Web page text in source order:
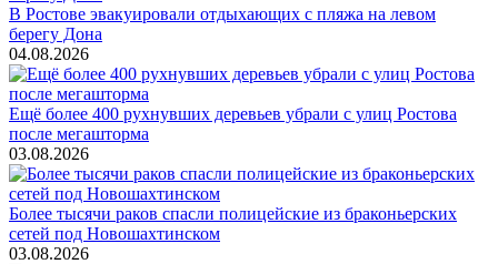
В Ростове эвакуировали отдыхающих с пляжа на левом
берегу Дона
04.08.2026
Ещё более 400 рухнувших деревьев убрали с улиц Ростова
после мегашторма
03.08.2026
Более тысячи раков спасли полицейские из браконьерских
сетей под Новошахтинском
03.08.2026